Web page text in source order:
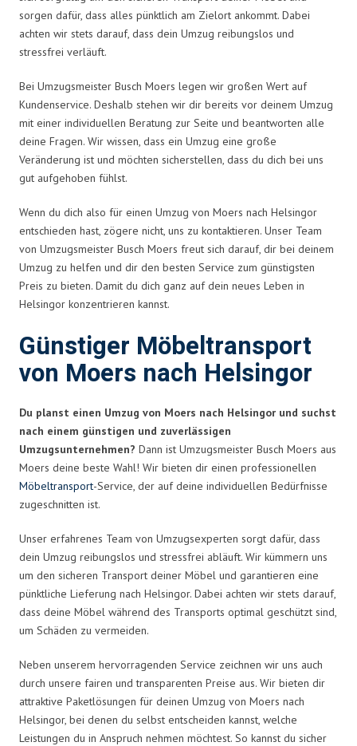
sorgen dafür, dass alles pünktlich am Zielort ankommt. Dabei
achten wir stets darauf, dass dein Umzug reibungslos und
stressfrei verläuft.
Bei Umzugsmeister Busch Moers legen wir großen Wert auf
Kundenservice. Deshalb stehen wir dir bereits vor deinem Umzug
mit einer individuellen Beratung zur Seite und beantworten alle
deine Fragen. Wir wissen, dass ein Umzug eine große
Veränderung ist und möchten sicherstellen, dass du dich bei uns
gut aufgehoben fühlst.
Wenn du dich also für einen Umzug von Moers nach Helsingor
entschieden hast, zögere nicht, uns zu kontaktieren. Unser Team
von Umzugsmeister Busch Moers freut sich darauf, dir bei deinem
Umzug zu helfen und dir den besten Service zum günstigsten
Preis zu bieten. Damit du dich ganz auf dein neues Leben in
Helsingor konzentrieren kannst.
Günstiger Möbeltransport
von Moers nach Helsingor
Du planst einen Umzug von Moers nach Helsingor und suchst
nach einem günstigen und zuverlässigen
Umzugsunternehmen? Dann ist Umzugsmeister Busch Moers aus
Moers deine beste Wahl! Wir bieten dir einen professionellen
Möbeltransport-Service, der auf deine individuellen Bedürfnisse
zugeschnitten ist.
Unser erfahrenes Team von Umzugsexperten sorgt dafür, dass
dein Umzug reibungslos und stressfrei abläuft. Wir kümmern uns
um den sicheren Transport deiner Möbel und garantieren eine
pünktliche Lieferung nach Helsingor. Dabei achten wir stets darauf,
dass deine Möbel während des Transports optimal geschützt sind,
um Schäden zu vermeiden.
Neben unserem hervorragenden Service zeichnen wir uns auch
durch unsere fairen und transparenten Preise aus. Wir bieten dir
attraktive Paketlösungen für deinen Umzug von Moers nach
Helsingor, bei denen du selbst entscheiden kannst, welche
Leistungen du in Anspruch nehmen möchtest. So kannst du sicher